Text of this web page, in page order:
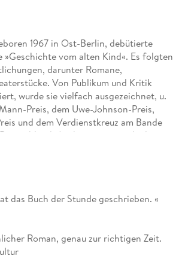
1967 in Ost-Berlin, debütierte
»Geschichte vom alten Kind«. Es folgten
darunter Romane,
Von Publikum und Kritik
wurde sie vielfach ausgezeichnet, u.
Preis, dem Uwe-Johnson-Preis,
und dem Verdienstkreuz am Bande
Auch international gilt
bekannt als Man Booker
"Heimsuchung" wird vom
der "100 Best Books of the 21st
stand 2023 in den USA auf der
Awards. Erpenbecks Werk
das Buch der Stunde geschrieben. «
Roman, genau zur richtigen Zeit.